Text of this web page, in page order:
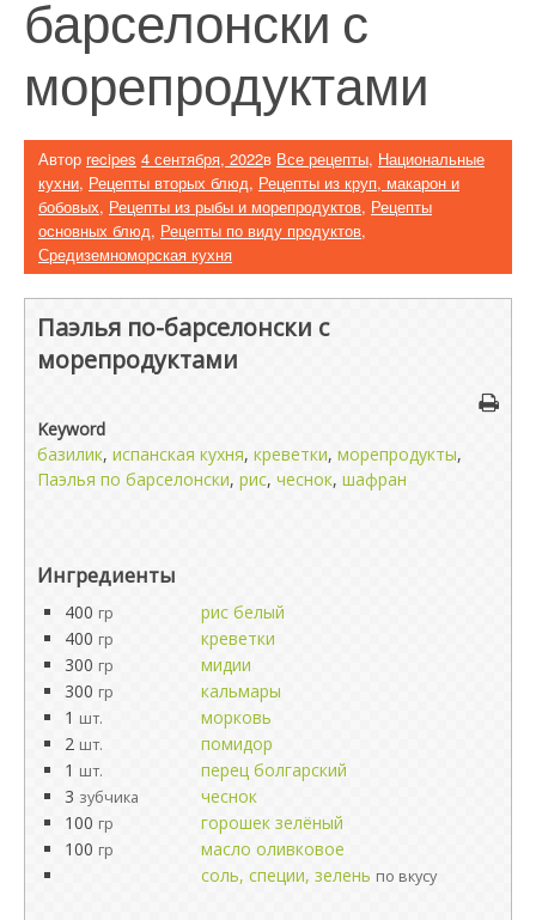
барселонски с
морепродуктами
Автор recipes 4 сентября, 2022в Все рецепты, Национальные
кухни, Рецепты вторых блюд, Рецепты из круп, макарон и
бобовых, Рецепты из рыбы и морепродуктов, Рецепты
основных блюд, Рецепты по виду продуктов,
Средиземноморская кухня
Паэлья по-барселонски с
морепродуктами
Keyword
базилик, испанская кухня, креветки, морепродукты,
Паэлья по барселонски, рис, чеснок, шафран
Ингредиенты
400 гр
рис белый
400 гр
креветки
300 гр
мидии
300 гр
кальмары
1 шт.
морковь
2 шт.
помидор
1 шт.
перец болгарский
3 зубчика
чеснок
100 гр
горошек зелёный
100 гр
масло оливковое
соль, специи, зелень по вкусу